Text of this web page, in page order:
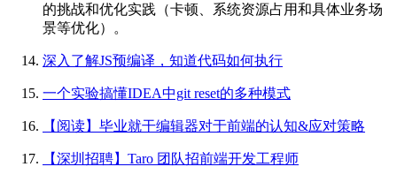
的挑战和优化实践（卡顿、系统资源占用和具体业务场
景等优化）。
深入了解JS预编译，知道代码如何执行
一个实验搞懂IDEA中git reset的多种模式
【阅读】毕业就干编辑器对于前端的认知&应对策略
【深圳招聘】Taro 团队招前端开发工程师